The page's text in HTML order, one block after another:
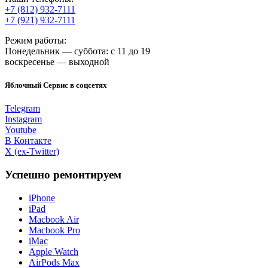
+7 (812) 932-7111
+7 (921) 932-7111
Режим работы:
Понедельник — суббота: с 11 до 19
воскресенье — выходной
Яблочный Сервис в соцсетях
Telegram
Instagram
Youtube
В Контакте
X (ex-Twitter)
Успешно ремонтируем
iPhone
iPad
Macbook Air
Macbook Pro
iMac
Apple Watch
AirPods Max